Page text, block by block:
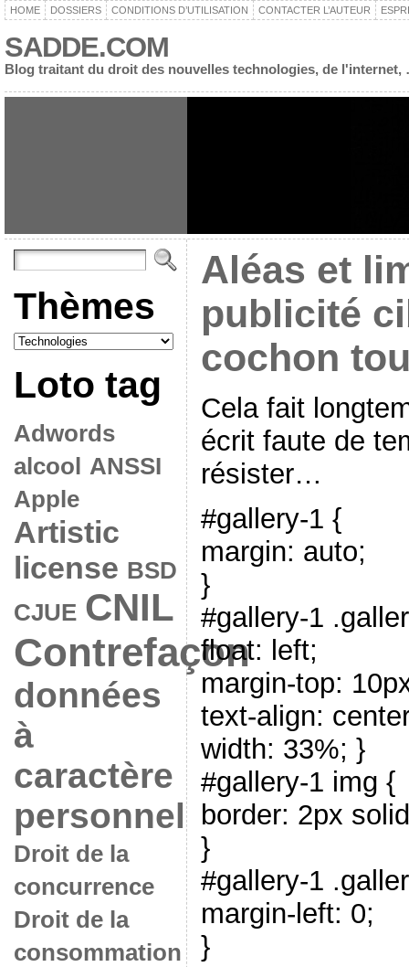
HOME DOSSIERS CONDITIONS D’UTILISATION CONTACTER L’AUTEUR
SADDE.COM
Blog traitant du droit des nouvelles technologies, de l'internet,
Thèmes
Loto tag
Adwords
alcool
ANSSI
Apple
Artistic
license BSD
CJUE CNIL
Contrefaçon
données
à
caractère
personnel
Droit de la
concurrence
Droit de la
consommation
Aléas et
publicité
cochon
Cela fait
écrit faute de
résister…
#gallery-1 {
margin: auto;
}
#gallery-1
float: left;
margin-top:
text-align:
width: 33%; }
#gallery-1 img {
border: 2px
}
#gallery-1
margin-left: 0;
}